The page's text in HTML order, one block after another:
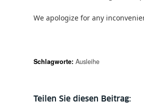
We apologize for any
Schlagworte: Ausleihe